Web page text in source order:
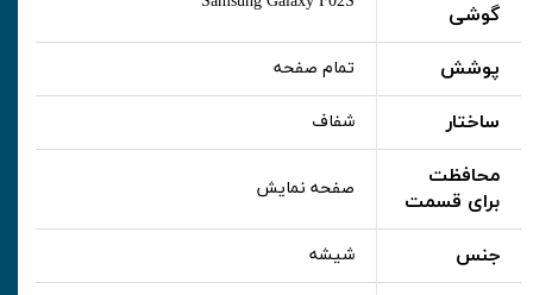
گوشی
پوشش تمام صفحه
ساختار شفاف
محافظت
برای قسمت
صفحه نمایش
جنس شیشه